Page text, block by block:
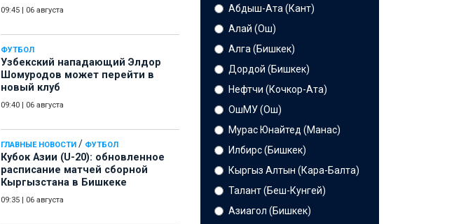
09:45 06 августа
ФУТБОЛ
Узбекский нападающий Элдор
Шомуродов может перейти в
новый клуб
09:40 06 августа
ГЛАВНЫЕ НОВОСТИ / ФУТБОЛ
Кубок Азии (U-20): обновленное
расписание матчей сборной
Кыргызстана в Бишкеке
09:35 06 августа
Абдыш-Ата (Кант)
Алай (Ош)
Алга (Бишкек)
Дордой (Бишкек)
Нефтчи (Кочкор-Ата)
ОшМУ (Ош)
Мурас Юнайтед (Манас)
Илбирс (Бишкек)
Кыргыз Алтын (Кара-Балта)
Талант (Беш-Кунгей)
Азиагол (Бишкек)